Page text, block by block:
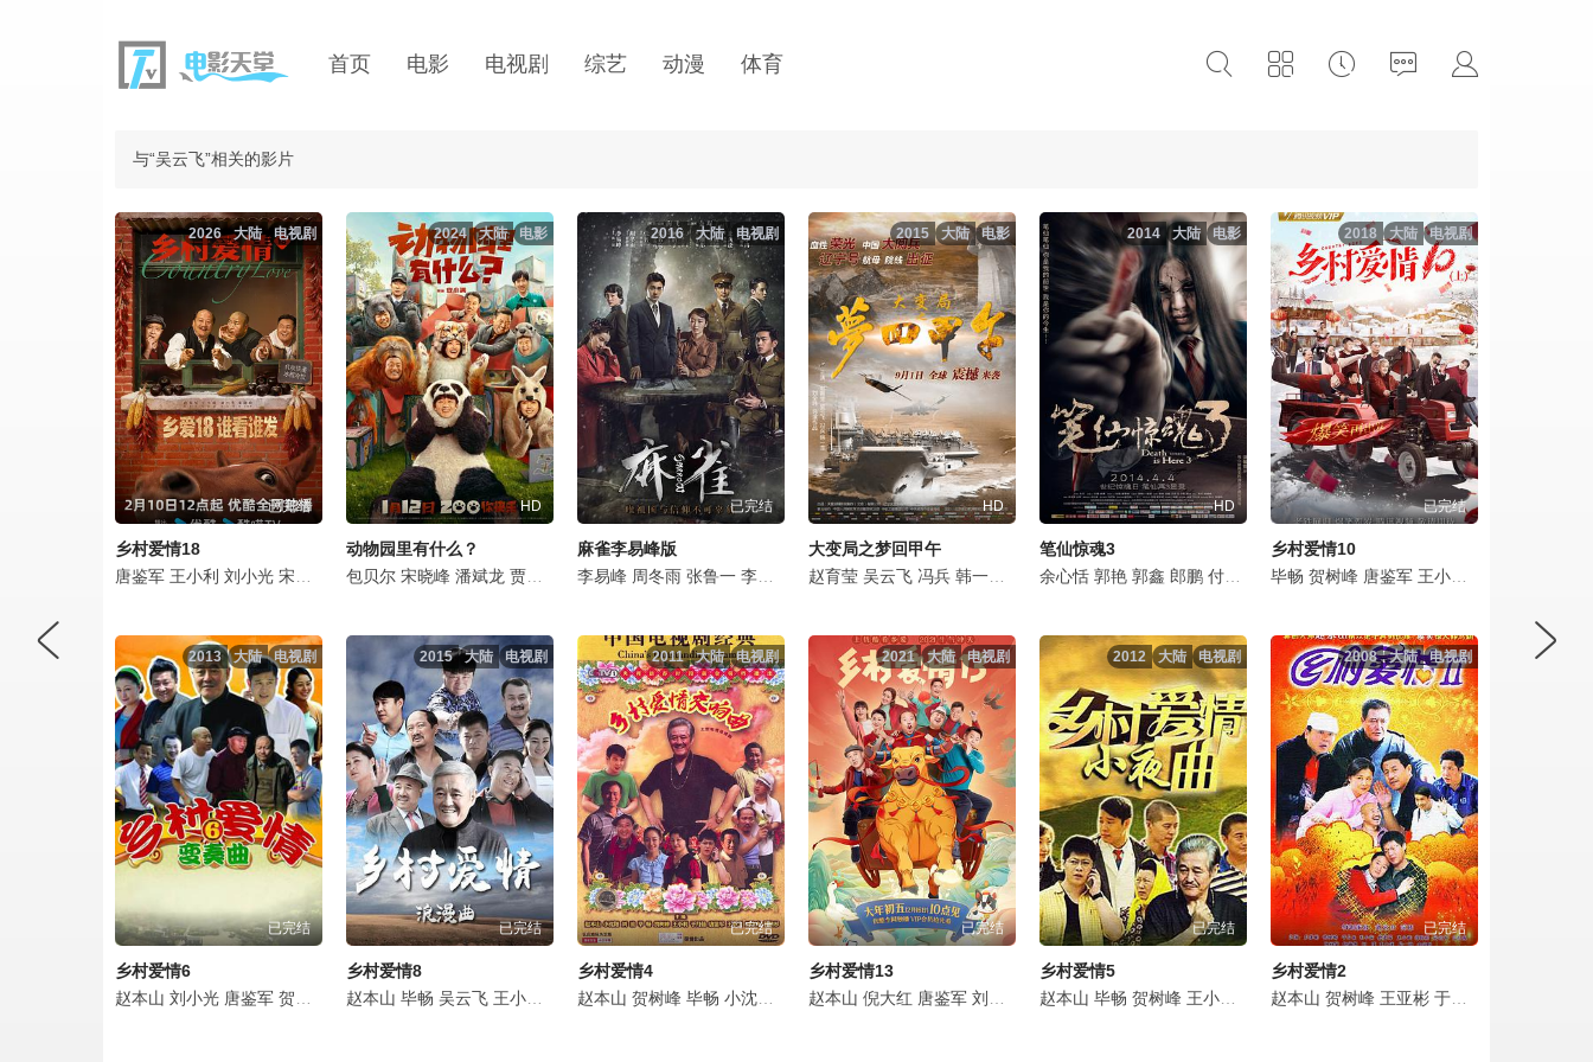
首页 电影 电视剧 综艺 动漫 体育
与“吴云飞”相关的影片
电视剧
大陆
2026
已完结
乡村爱情18
唐鉴军 王小利 刘小光 宋晓峰 蔡维利 金鸿鸣 毕畅 贺树峰 赵海燕 蒋依杉 高赫迪 吴云飞 筱素清 马心怡 王晶晶 闫光明 宋冠鹏
电影
大陆
2024
HD
动物园里有什么？
包贝尔 宋晓峰 潘斌龙 贾冰 梁颂晴 王玥婷 孟奥 唐人 洪连城 魏翔 常远 徐志胜 王千源 西门飘飘 赵偲岐 吴云飞 何雪晴 蒋一帆
电视剧
大陆
2016
已完结
麻雀李易峰版
李易峰 周冬雨 张鲁一 李小冉 张若昀 阚清子 魏巍 尹正 王劲松 史超 刘珈彤 王婉娟 吴云飞
电影
大陆
2015
HD
大变局之梦回甲午
赵育莹 吴云飞 冯兵 韩一菲 王一鸣 于永霖 乔鸣麟 徐中伟 杨世伟 杨春晖 姜世鹭 李朝信 崔华松
电影
大陆
2014
HD
笔仙惊魂3
余心恬 郭艳 郭鑫 郎鹏 付曼 薛斐 吴云飞 嘉熙 卡卡 郑惠馨
电视剧
大陆
2018
已完结
乡村爱情10
毕畅 贺树峰 唐鉴军 王小利
电视剧
大陆
2013
已完结
乡村爱情6
赵本山 刘小光 唐鉴军 贺树峰 毕畅 于月仙 刘流 王小利 蒋依杉 吴云飞 王小宝 葛珊珊 闫光明 杜肖雄 蔡维利 王小虎 王君平 孟令宇 李琳 王晓曦 金玫玫 吴一迪 金鸿鸣 关婷娜 王卓 董三毛
电视剧
大陆
2015
已完结
乡村爱情8
赵本山 毕畅 吴云飞 王小利 刘小光
电视剧
大陆
2011
已完结
乡村爱情4
赵本山 贺树峰 毕畅 小沈阳 吴云飞 于月仙 王小宝 闫光明 王小利 唐鉴军 蔡维利 蒋依杉 王小虎 关婷娜 刘流
电视剧
大陆
2021
已完结
乡村爱情13
赵本山 倪大红 唐鉴军 刘小光 田娃 毕畅 贺树峰 于月仙 蒋依杉 吴云飞 曹桐睿 马心怡 赵海燕
电视剧
大陆
2012
已完结
乡村爱情5
赵本山 毕畅 贺树峰 王小利 于月仙 唐鉴军 王小宝 刘小光
电视剧
大陆
2008
已完结
乡村爱情2
赵本山 贺树峰 王亚彬 于月仙